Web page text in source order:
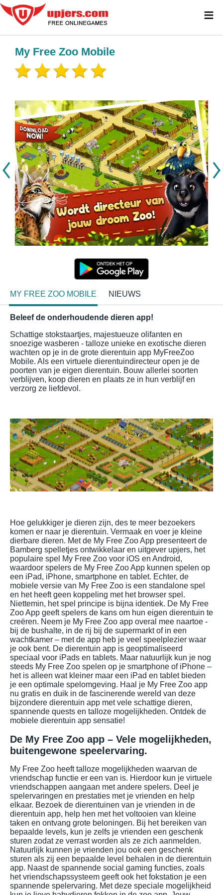
My Free Zoo Mobile
MY FREE ZOO MOBILE NIEUWS
Beleef de onderhoudende dieren app!
Schattige stokstaartjes, majestueuze olifanten en
snoezige wasberen - talloze unieke en exotische dieren
wachten op je in de grote dierentuin app MyFreeZoo
Mobile. Als een virtuele dierentuindirecteur open je de
poorten van je eigen dierentuin. Bouw allerlei soorten
verblijven, koop dieren en plaats ze in hun verblijf en
verzorg ze liefdevol.
Hoe gelukkiger je dieren zijn, des te meer bezoekers
komen er naar je dierentuin. Vermaak en voer je kleine
dierbare dieren. Met de My Free Zoo App presenteert de
Bamberg spelletjes ontwikkelaar en uitgever upjers, het
populaire spel My Free Zoo voor iOS en Android,
waardoor spelers de My Free Zoo App kunnen spelen op
een iPad, iPhone, smartphone en tablet. Echter, de
mobiele versie van My Free Zoo is een standalone spel
en het heeft geen koppeling met het browser spel.
Niettemin, het spel principe is bijna identiek. De My Free
Zoo App geeft spelers de kans om hun eigen dierentuin te
creëren. Neem je My Free Zoo app overal mee naartoe -
bij de bushalte, in de rij bij de supermarkt of in een
wachtkamer – met de app heb je veel speelplezier waar
je ook bent. De dierentuin app is geoptimaliseerd
speciaal voor iPads en tablets. Maar natuurlijk kun je nog
steeds My Free Zoo spelen op je smartphone of iPhone –
het is alleen wat kleiner maar een iPad en tablet bieden
je een optimale spelomgeving. Haal je My Free Zoo app
nu gratis en duik in de fascinerende wereld van deze
bijzondere dierentuin app met vele schattige dieren,
spannende quests en talloze mogelijkheden. Ontdek de
mobiele dierentuin app sensatie!
De My Free Zoo app – Vele mogelijkheden,
buitengewone speelervaring.
My Free Zoo heeft talloze mogelijkheden waarvan de
vriendschap functie er een van is. Hierdoor kun je virtuele
vriendschappen aangaan met andere spelers. Deel je
spelervaringen en prestaties met je vrienden en help
elkaar. Bezoek de dierentuinen van je vrienden in de
dierentuin app, help hen met het voltooien van kleine
taken en ontvang grote beloningen. Bij het bereiken van
bepaalde levels, kun je zelfs je vrienden een geschenk
sturen zodat ze verrast worden als ze zich aanmelden.
Natuurlijk kunnen je vrienden jou ook een geschenk
sturen als zij een bepaalde level behalen in de dierentuin
app. Naast de spannende social gaming functies, zoals
het vriendschapssysteem geeft ook het fokstation je een
spannende spelervaring. Met deze speciale mogelijkheid
≡